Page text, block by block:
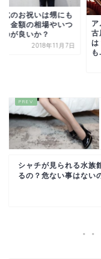
式のお祝いは甥にも
？金額の相場やいつ
のが良いか？
2018年11月7日
ア
古
は
シャチが見られる水族
るの？危ない事はない